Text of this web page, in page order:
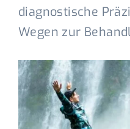
diagnostische
Wegen zur